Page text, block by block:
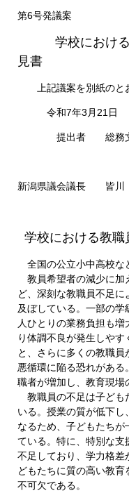
第6号発議案
学校における教
見書​
上記議案を別紙のとお
令和7年3月21日
提出者 総務文
新潟県議会議長 皆
学校における教
全国の公立小中高校な
教員希望者の減少に加
ど、深刻な教職員不足
及ぼしている。一部の
人ひとりの業務負担も
り体調不良が発生しやす
と、さらに多くの教職
悪循環に陥る恐れがあ
職者が増加し、教育現場
教職員の不足は子ども
いる。授業の質が低下し
なるため、子どもたち
ている。特に、特別な
不足しており、学力格
どもたちに質の高い教
不可欠である。